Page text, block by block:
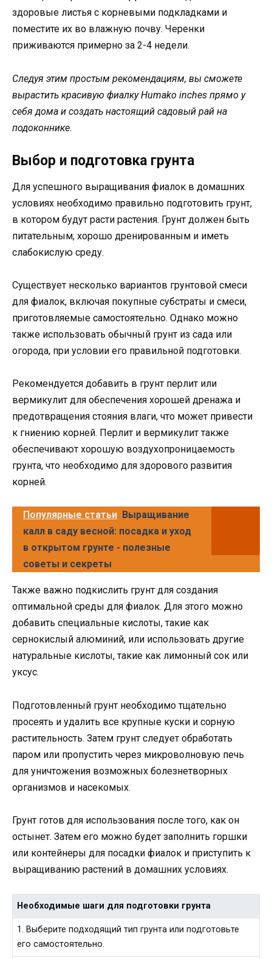
здоровые листья с корневыми подкладками и
поместите их во влажную почву. Черенки
приживаются примерно за 2-4 недели.
Следуя этим простым рекомендациям, вы сможете
вырастить красивую фиалку Humako inches прямо у
себя дома и создать настоящий садовый рай на
подоконнике.
Выбор и подготовка грунта
Для успешного выращивания фиалок в домашних
условиях необходимо правильно подготовить грунт,
в котором будут расти растения. Грунт должен быть
питательным, хорошо дренированным и иметь
слабокислую среду.
Существует несколько вариантов грунтовой смеси
для фиалок, включая покупные субстраты и смеси,
приготовляемые самостоятельно. Однако можно
также использовать обычный грунт из сада или
огорода, при условии его правильной подготовки.
Рекомендуется добавить в грунт перлит или
вермикулит для обеспечения хорошей дренажа и
предотвращения стояния влаги, что может привести
к гниению корней. Перлит и вермикулит также
обеспечивают хорошую воздухопроницаемость
грунта, что необходимо для здорового развития
корней.
Популярные статьи Выращивание
калл в саду весной: посадка и уход
в открытом грунте - полезные
советы и секреты
Также важно подкислить грунт для создания
оптимальной среды для фиалок. Для этого можно
добавить специальные кислоты, такие как
сернокислый алюминий, или использовать другие
натуральные кислоты, такие как лимонный сок или
уксус.
Подготовленный грунт необходимо тщательно
просеять и удалить все крупные куски и сорную
растительность. Затем грунт следует обработать
паром или пропустить через микроволновую печь
для уничтожения возможных болезнетворных
организмов и насекомых.
Грунт готов для использования после того, как он
остынет. Затем его можно будет заполнить горшки
или контейнеры для посадки фиалок и приступить к
выращиванию растений в домашних условиях.
Необходимые шаги для подготовки грунта
1. Выберите подходящий тип грунта или подготовьте
его самостоятельно.